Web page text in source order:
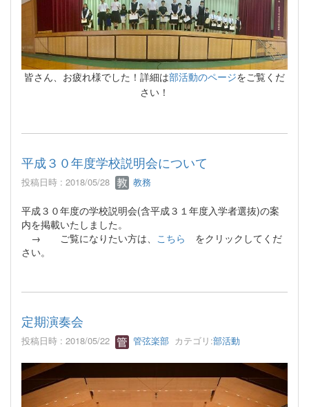
皆さん、お疲れ様でした！詳細は部活動のページをご覧くだ
さい！
平成３０年度学校説明会について
投稿日時 : 2018/05/28 教務
平成３０年度の学校説明会(含平成３１年度入学者選抜)の案
内を掲載いたしました。
→ ご覧になりたい方は、 こちら をクリックしてくだ
さい。
定期演奏会
投稿日時 : 2018/05/22 管弦楽部 カテゴリ:部活動